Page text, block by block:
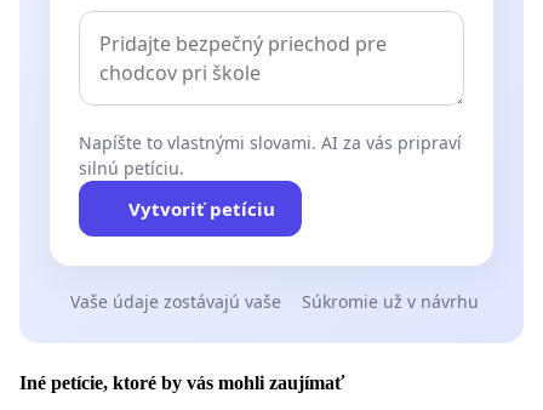
Napíšte to vlastnými slovami. AI za vás pripraví
silnú petíciu.
Vytvoriť petíciu
Vaše údaje zostávajú vaše Súkromie už v návrhu
Iné petície, ktoré by vás mohli zaujímať